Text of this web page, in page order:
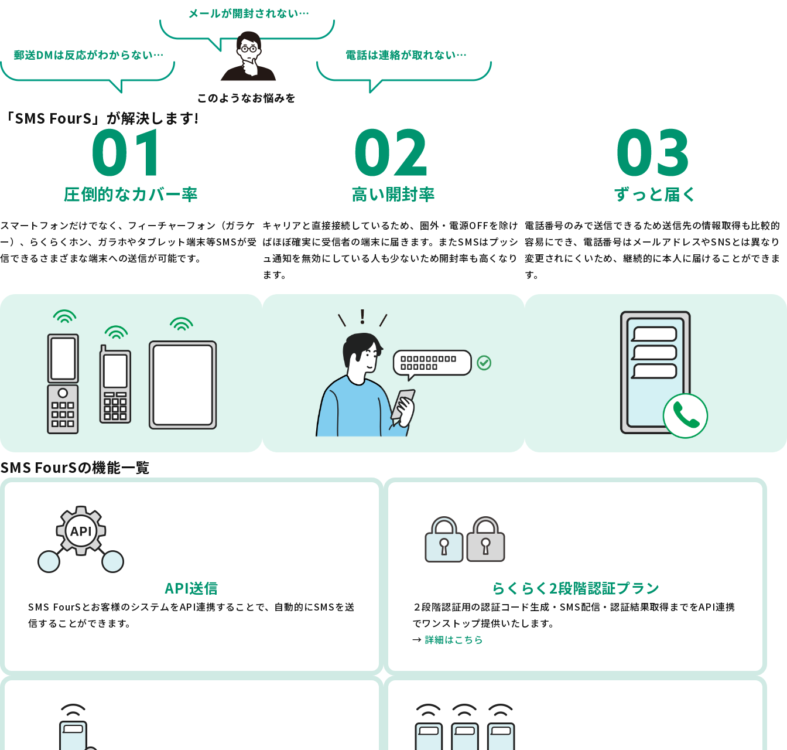
「SMS FourS」が解決します!
圧倒的なカバー率
スマートフォンだけでなく、フィーチャーフォン（ガラケ
ー）、らくらくホン、ガラホやタブレット端末等SMSが受
信できるさまざまな端末への送信が可能です。
高い開封率
キャリアと直接接続しているため、圏外・電源OFFを除け
ばほぼ確実に受信者の端末に届きます。またSMSはプッシ
ュ通知を無効にしている人も少ないため開封率も高くなり
ます。
ずっと届く
電話番号のみで送信できるため送信先の情報取得も比較的
容易にでき、電話番号はメールアドレスやSNSとは異なり
変更されにくいため、継続的に本人に届けることができま
す。
SMS FourSの機能一覧
API送信
SMS FourSとお客様のシステムをAPI連携することで、自動的にSMSを送
信することができます。
らくらく2段階認証プラン
２段階認証用の認証コード生成・SMS配信・認証結果取得までをAPI連携
でワンストップ提供いたします。
→詳細はこちら